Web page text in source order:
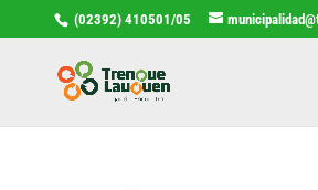
(02392) 410501/05